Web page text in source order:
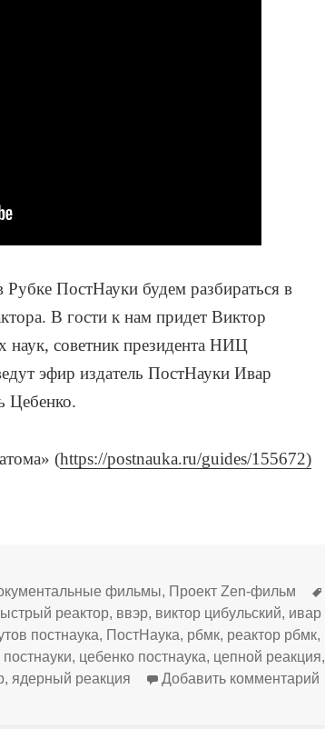
ПостНауки будем разбираться в
В гости к нам придет Виктор
наук, советник президента НИЦ
эфир издатель ПостНауки Ивар
Цебенко.
(https://postnauka.ru/guides/155672)
фильмы, Проект Zen-фильм
реактор, ввэр, виктор цибульский, ивар
постнаука, ПостНаука, рбмк, реактор рбмк,
постнауки, цебенко постнаука, цепной реакция,
, ядерный реакция Добавить комментарий